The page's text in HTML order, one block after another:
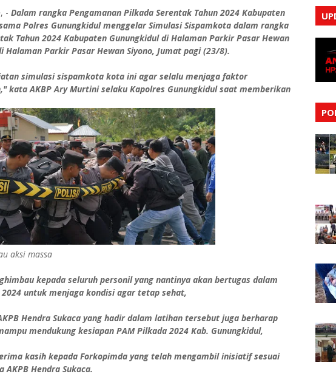
, - Dalam rangka Pengamanan Pilkada Serentak Tahun 2024 Kabupaten
Polres Gunungkidul menggelar Simulasi Sispamkota dalam rangka
Tahun 2024 Kabupaten Gunungkidul di Halaman Parkir Pasar Hewan
Halaman Parkir Pasar Hewan Siyono, Jumat pagi (23/8).
simulasi sispamkota kota ini agar selalu menjaga faktor
kata AKBP Ary Murtini selaku Kapolres Gunungkidul saat memberikan
aksi massa
kepada seluruh personil yang nantinya akan bertugas dalam
untuk menjaga kondisi agar tetap sehat,
Hendra Sukaca yang hadir dalam latihan tersebut juga berharap
mendukung kesiapan PAM Pilkada 2024 Kab. Gunungkidul,
kasih kepada Forkopimda yang telah mengambil inisiatif sesuai
Hendra Sukaca.